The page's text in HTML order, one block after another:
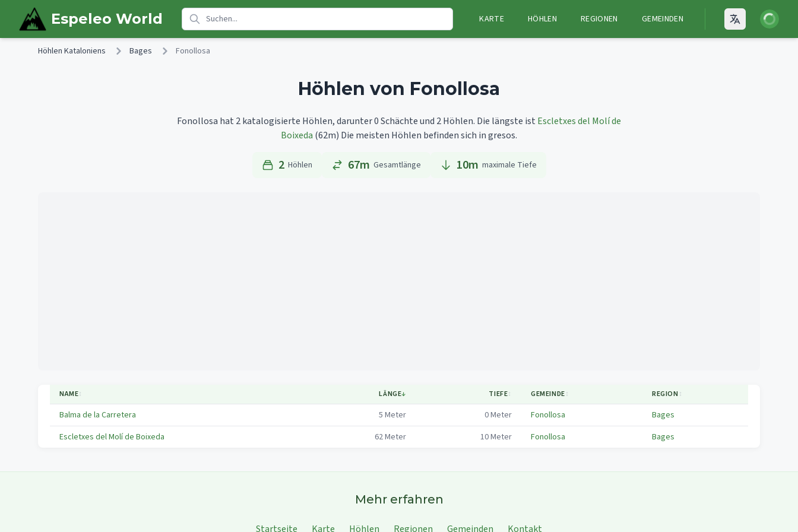
Skip to main content
Espeleo World KARTE HÖHLEN REGIONEN GEMEINDEN Open
Anmelden
Höhlen Kataloniens Bages Fonollosa
Höhlen von Fonollosa
Fonollosa hat 2 katalogisierte Höhlen, darunter 0 Schächte und 2 Höhlen. Die längste ist Escletxes del Molí de
Boixeda (62m) Die meisten Höhlen befinden sich in gresos.
2 Höhlen 67m Gesamtlänge 10m maximale Tiefe
NAME↕ LÄNGE↓ TIEFE↕ GEMEINDE↕ REGION ↕
Balma de la Carretera 5 Meter 0Meter Fonollosa
Bages
Escletxes del Molí de Boixeda
62Meter 10Meter Fonollosa Bages
Mehr erfahren
Startseite Karte Höhlen Regionen Gemeinden Kontakt